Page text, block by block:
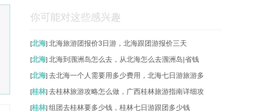
你可能对这些感兴趣
[北海] 北海旅游团报价3日游，北海跟团游报价三天
[北海] 北海到涠洲岛怎么去，从北海怎么去涠洲岛|省钱
[北海] 去北海一个人需要用多少费用，北海七日游旅游多
[桂林] 去桂林旅游攻略怎么做，广西桂林旅游指南详细攻
[桂林] 组团去桂林要多少钱，桂林七日游跟团多少钱